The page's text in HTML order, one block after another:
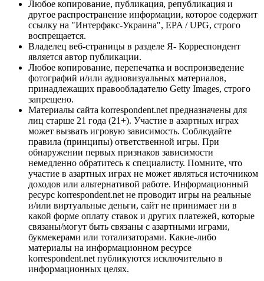
Любое копирование, публикация, републикация и
другое распространение информации, которое содержит
ссылку на "Интерфакс-Украина", EPA / UPG, строго
воспрещается.
Владелец веб-страницы в разделе Я- Корреспондент
является автор публикации.
Любое копирование, перепечатка и воспроизведение
фотографий и/или аудиовизуальных материалов,
принадлежащих правообладателю Getty Images, строго
запрещено.
Материалы сайта korrespondent.net предназначены для
лиц старше 21 года (21+). Участие в азартных играх
может вызвать игровую зависимость. Соблюдайте
правила (принципы) ответственной игры. При
обнаружении первых признаков зависимости
немедленно обратитесь к специалисту. Помните, что
участие в азартных играх не может являться источником
доходов или альтернативой работе. Информационный
ресурс korrespondent.net не проводит игры на реальные
и/или виртуальные деньги, сайт не принимает ни в
какой форме оплату ставок и других платежей, которые
связаны/могут быть связаны с азартными играми,
букмекерами или тотализаторами. Какие-либо
материалы на информационном ресурсе
korrespondent.net публикуются исключительно в
информационных целях.